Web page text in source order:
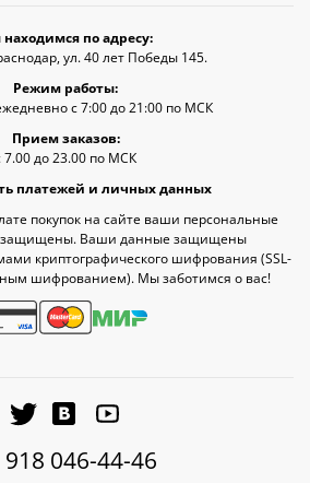
по адресу:
ул. 40 лет Победы 145.
Режим работы:
с 7:00 до 21:00 по МСК
Прием заказов:
7.00 до 23.00 по МСК
платежей и личных данных
покупок на сайте ваши персональные
защищены. Ваши данные защищены
криптографического шифрования (SSL-
шифрованием). Мы заботимся о вас!
918 046-44-46